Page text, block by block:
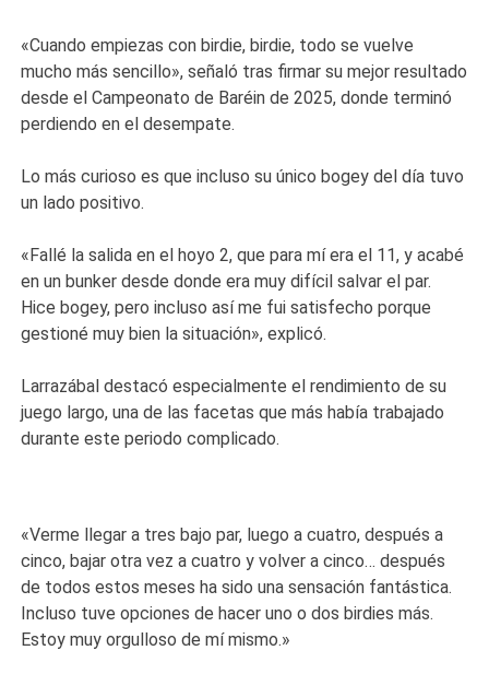
«Cuando empiezas con birdie, birdie, todo se vuelve
mucho más sencillo», señaló tras firmar su mejor resultado
desde el Campeonato de Baréin de 2025, donde terminó
perdiendo en el desempate.
Lo más curioso es que incluso su único bogey del día tuvo
un lado positivo.
«Fallé la salida en el hoyo 2, que para mí era el 11, y acabé
en un bunker desde donde era muy difícil salvar el par.
Hice bogey, pero incluso así me fui satisfecho porque
gestioné muy bien la situación», explicó.
Larrazábal destacó especialmente el rendimiento de su
juego largo, una de las facetas que más había trabajado
durante este periodo complicado.
«Verme llegar a tres bajo par, luego a cuatro, después a
cinco, bajar otra vez a cuatro y volver a cinco… después
de todos estos meses ha sido una sensación fantástica.
Incluso tuve opciones de hacer uno o dos birdies más.
Estoy muy orgulloso de mí mismo.»